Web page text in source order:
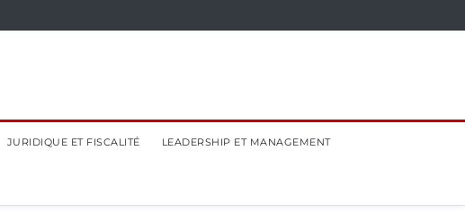
JURIDIQUE ET FISCALITÉ LEADERSHIP ET MANAGEMENT